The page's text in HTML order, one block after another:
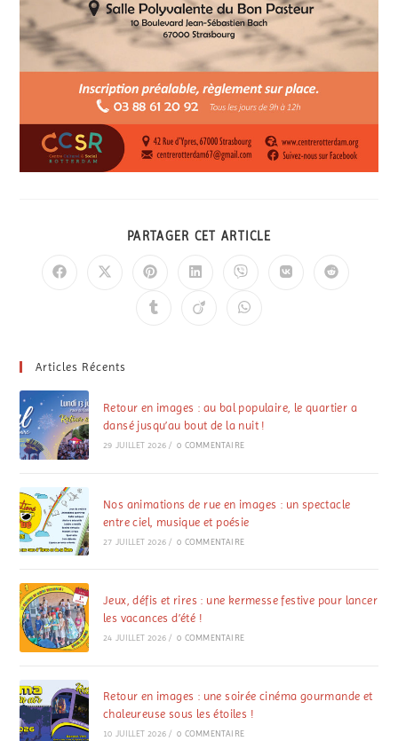
PARTAGER CET ARTICLE
Articles Récents
Retour en images : au bal populaire, le quartier a
dansé jusqu’au bout de la nuit !
29 JUILLET 2026 / 0 COMMENTAIRE
Nos animations de rue en images : un spectacle
entre ciel, musique et poésie
27 JUILLET 2026 / 0 COMMENTAIRE
Jeux, défis et rires : une kermesse festive pour lancer
les vacances d’été !
24 JUILLET 2026 / 0 COMMENTAIRE
Retour en images : une soirée cinéma gourmande et
chaleureuse sous les étoiles !
10 JUILLET 2026 / 0 COMMENTAIRE